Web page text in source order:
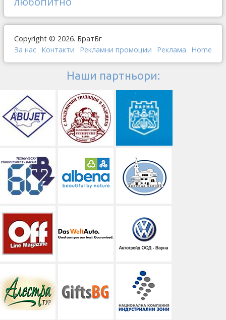
Copyright © 2026. БратБг
За нас Контакти Рекламни промоции Реклама Home
Наши партньори: